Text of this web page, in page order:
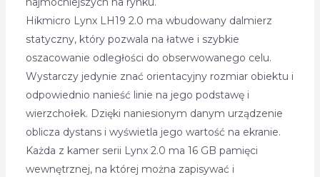
Hikmicro Lynx LH19 2.0 ma wbudowany dalmierz
statyczny, który pozwala na łatwe i szybkie
oszacowanie odległości do obserwowanego celu.
Wystarczy jedynie znać orientacyjny rozmiar obiektu i
odpowiednio nanieść linie na jego podstawę i
wierzchołek. Dzięki naniesionym danym urządzenie
oblicza dystans i wyświetla jego wartość na ekranie.
Każda z kamer serii Lynx 2.0 ma 16 GB pamięci
wewnętrznej, na której można zapisywać i